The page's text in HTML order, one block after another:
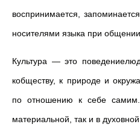
воспринимается,
носителями языка при
Культура — это
кобществу, к природе и
по отношению к себе самим.
материальной, так и в